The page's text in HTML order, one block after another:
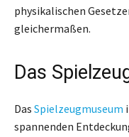
physikalischen
gleichermaßen.
Das
Das Spielzeugmuseum
spannenden